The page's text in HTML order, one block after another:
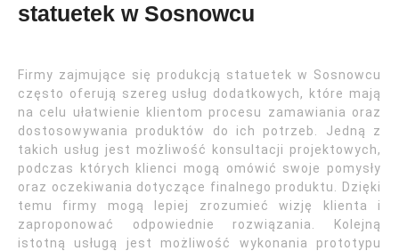
statuetek w Sosnowcu
Firmy zajmujące się produkcją statuetek w Sosnowcu
często oferują szereg usług dodatkowych, które mają
na celu ułatwienie klientom procesu zamawiania oraz
dostosowywania produktów do ich potrzeb. Jedną z
takich usług jest możliwość konsultacji projektowych,
podczas których klienci mogą omówić swoje pomysły
oraz oczekiwania dotyczące finalnego produktu. Dzięki
temu firmy mogą lepiej zrozumieć wizję klienta i
zaproponować odpowiednie rozwiązania. Kolejną
istotną usługą jest możliwość wykonania prototypu